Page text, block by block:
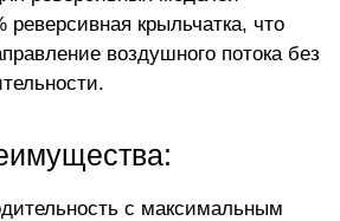
реверсивная крыльчатка, что
воздушного потока без
с максимальным